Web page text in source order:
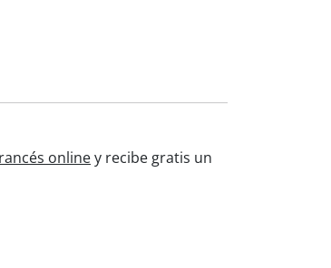
onliney recibe gratis un